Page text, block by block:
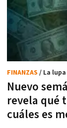
Nuevo
revela qué
cuáles es
FINANZAS / La